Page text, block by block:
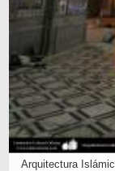
Arquitectura